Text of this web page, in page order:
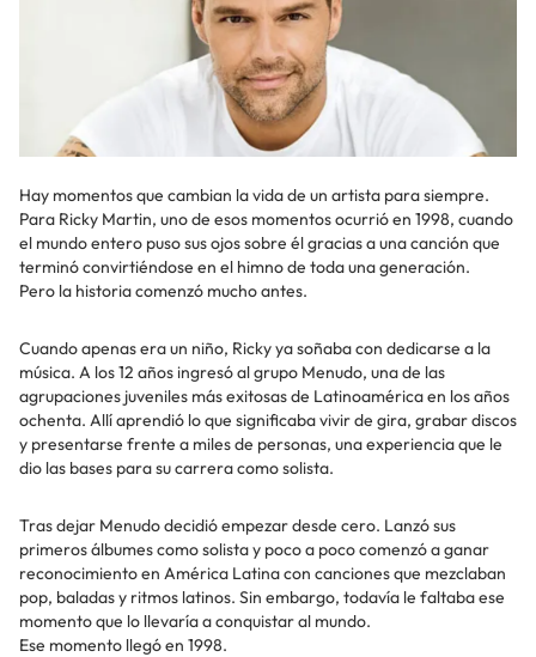
Hay momentos que cambian la vida de un artista para siempre.
Para Ricky Martin, uno de esos momentos ocurrió en 1998, cuando
el mundo entero puso sus ojos sobre él gracias a una canción que
terminó convirtiéndose en el himno de toda una generación.
Pero la historia comenzó mucho antes.
Cuando apenas era un niño, Ricky ya soñaba con dedicarse a la
música. A los 12 años ingresó al grupo Menudo, una de las
agrupaciones juveniles más exitosas de Latinoamérica en los años
ochenta. Allí aprendió lo que significaba vivir de gira, grabar discos
y presentarse frente a miles de personas, una experiencia que le
dio las bases para su carrera como solista.
Tras dejar Menudo decidió empezar desde cero. Lanzó sus
primeros álbumes como solista y poco a poco comenzó a ganar
reconocimiento en América Latina con canciones que mezclaban
pop, baladas y ritmos latinos. Sin embargo, todavía le faltaba ese
momento que lo llevaría a conquistar al mundo.
Ese momento llegó en 1998.